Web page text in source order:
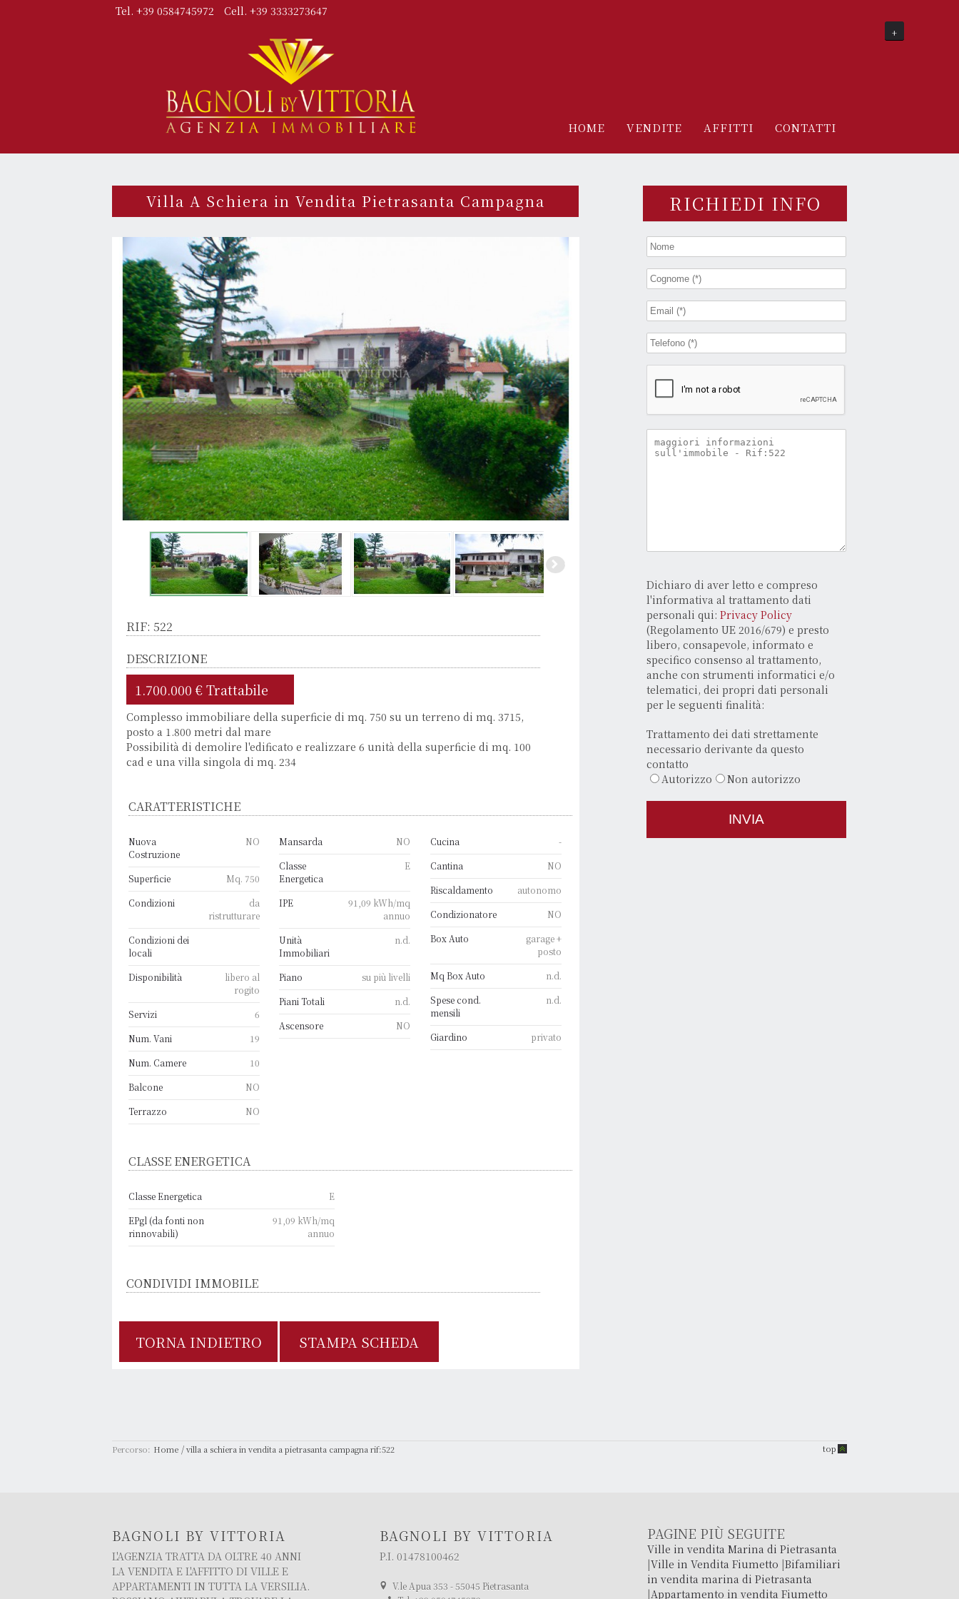
Tel. +39 0584745972 Cell. +39 3333273647
+
HOME VENDITE AFFITTI CONTATTI
Villa A Schiera in Vendita Pietrasanta Campagna
RIF: 522
DESCRIZIONE
1.700.000 € Trattabile
Complesso immobiliare della superficie di mq. 750 su un terreno di mq. 3715,
posto a 1.800 metri dal mare
Possibilità di demolire l'edificato e realizzare 6 unità della superficie di mq. 100
cad e una villa singola di mq. 234
CARATTERISTICHE
Nuova
Costruzione
NO
Superficie
Mq. 750
Condizioni
da
ristrutturare
Condizioni dei
locali
Disponibilità
libero al
rogito
Servizi
6
Num. Vani
19
Num. Camere
10
Balcone
NO
Terrazzo
NO
Mansarda
NO
Classe
Energetica
E
IPE
91,09 kWh/mq
annuo
Unità
Immobiliari
n.d.
Piano
su più livelli
Piani Totali
n.d.
Ascensore
NO
Cucina
-
Cantina
NO
Riscaldamento
autonomo
Condizionatore
NO
Box Auto
garage +
posto
Mq Box Auto
n.d.
Spese cond.
mensili
n.d.
Giardino privato
CLASSE ENERGETICA
Classe Energetica
E
EPgl (da fonti non
rinnovabili)
91,09 kWh/mq
annuo
CONDIVIDI IMMOBILE
TORNA INDIETRO STAMPA SCHEDA
RICHIEDI INFO
Dichiaro di aver letto e compreso
l'informativa al trattamento dati
personali qui:Privacy Policy
(Regolamento UE 2016/679) e presto
libero, consapevole, informato e
specifico consenso al trattamento,
anche con strumenti informatici e/o
telematici, dei propri dati personali
per le seguenti finalità:
Trattamento dei dati strettamente
necessario derivante da questo
contatto
Autorizzo
Non autorizzo
Percorso: Home /villa a schiera in vendita a pietrasanta campagna rif:522 top
BAGNOLI BY VITTORIA
L'AGENZIA TRATTA DA OLTRE 40 ANNI
LA VENDITA E L'AFFITTO DI VILLE E
APPARTAMENTI IN TUTTA LA VERSILIA.
BAGNOLI BY VITTORIA
P.I. 01478100462
V.le Apua 353 - 55045 Pietrasanta
PAGINE PIÙ SEGUITE
Ville in vendita Marina di Pietrasanta
|Ville in Vendita Fiumetto |Bifamiliari
in vendita marina di Pietrasanta
|Appartamento in vendita Fiumetto